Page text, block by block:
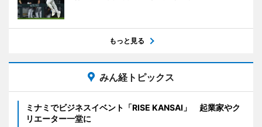
もっと見る
みん経トピックス
ミナミでビジネスイベント「RISE KANSAI」 起業家やク
リエーター一堂に